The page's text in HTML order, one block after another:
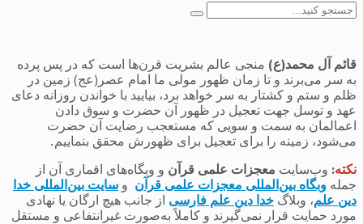
جستجو
قائم آل محمد(ع) منجی عالم بشریت قرن‌ها است که در پس پرده
به سر می‌برند و تا زمان ظهور مولی ما امام عصر(عج) زمین در
ظلم و ستم و کشتار به سر خواهد برد، بیایید با خواندن روزانه دعای
عهد و توسل جهت تعجیل در ظهور آن حضرت و سوق دادن
اعمالمان به سمت و سویی که مستعجب رضایت آن حضرت
می‌شود، زمینه را برای تعجیل برای ظهورش محقق بنماییم.
نکته: وب‌سایت معجزات علمی قرآن و وبگاه‌های اقماری آن از
جمله وبگاه بین‌المللی معجزات علمی قرآن و سایت بین‌المللی خدا
دین علم، وبلاگ خدا دین علم فارسی از جانب هیچ ارگان یا نهادی
مورد حمایت قرار نمی‌گیرند و کاملاً به‌صورت غیرانتفاعی و مستقل